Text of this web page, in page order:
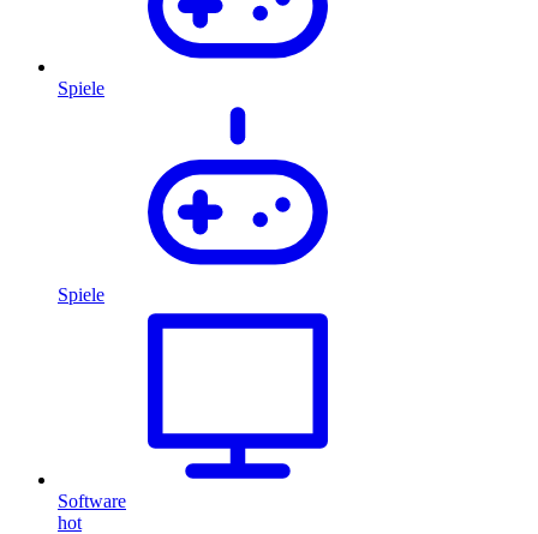
Spiele
Spiele
Software
hot